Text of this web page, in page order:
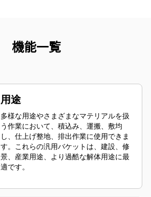
機能一覧
用途
多様な用途やさまざまなマテリアルを扱
う作業において、積込み、運搬、敷均
し、仕上げ整地、排出作業に使用できま
す。これらの汎用バケットは、建設、修
景、産業用途、より過酷な解体用途に最
適です。